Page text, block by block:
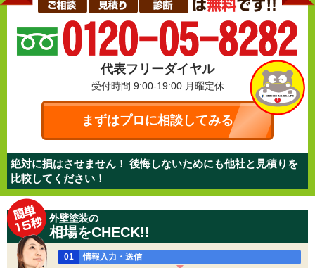
代表フリーダイヤル
受付時間 9:00-19:00 月曜定休
まずはプロに相談してみる
絶対に損はさせません！ 後悔しないためにも他社と見積りを
比較してください！
外壁塗装の
相場をCHECK!!
01 情報入力・送信